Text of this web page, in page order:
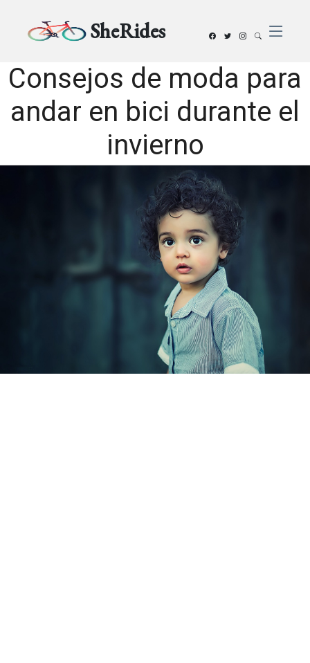
SheRides
Consejos de moda para
andar en bici durante el
invierno